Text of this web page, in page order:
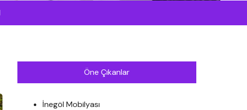
Öne Çıkanlar
İnegöl Mobilyası